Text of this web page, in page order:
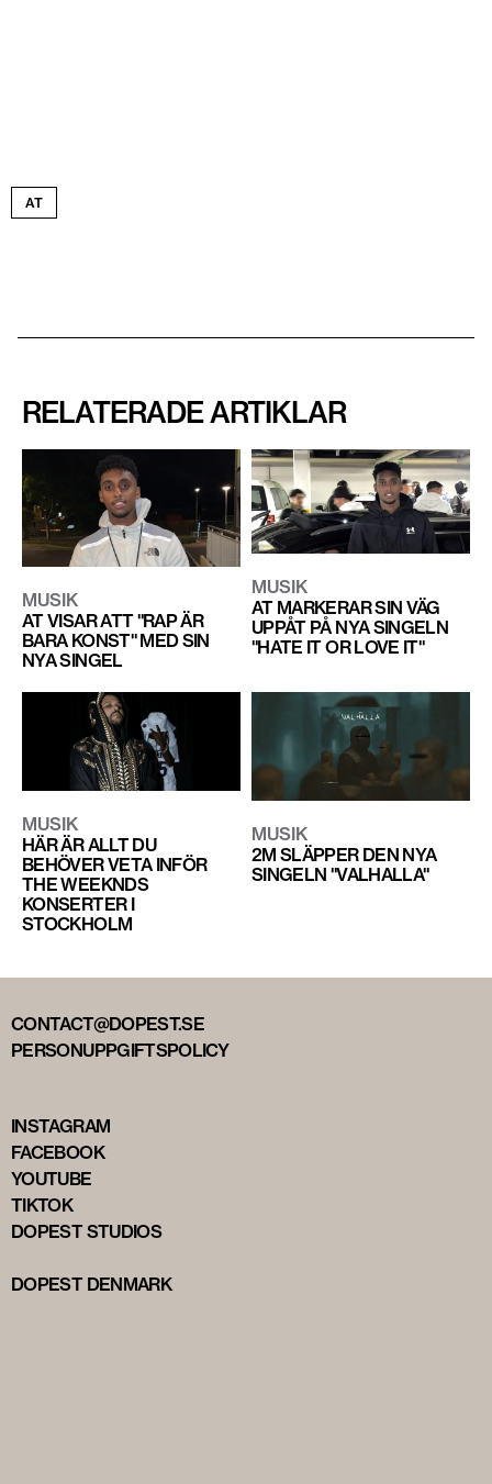
AT
RELATERADE ARTIKLAR
MUSIK
AT VISAR ATT "RAP ÄR
BARA KONST" MED SIN
NYA SINGEL
MUSIK
AT MARKERAR SIN VÄG
UPPÅT PÅ NYA SINGELN
"HATE IT OR LOVE IT"
MUSIK
HÄR ÄR ALLT DU
BEHÖVER VETA INFÖR
THE WEEKNDS
KONSERTER I
STOCKHOLM
MUSIK
2M SLÄPPER DEN NYA
SINGELN "VALHALLA"
CONTACT@DOPEST.SE
PERSONUPPGIFTSPOLICY
INSTAGRAM
FACEBOOK
YOUTUBE
TIKTOK
DOPEST STUDIOS
DOPEST DENMARK